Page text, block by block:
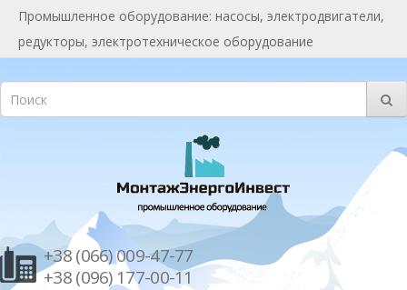
Промышленное оборудование: насосы, электродвигатели,
редукторы, электротехническое оборудование
+38 (066) 009-47-77
+38 (096) 177-00-11